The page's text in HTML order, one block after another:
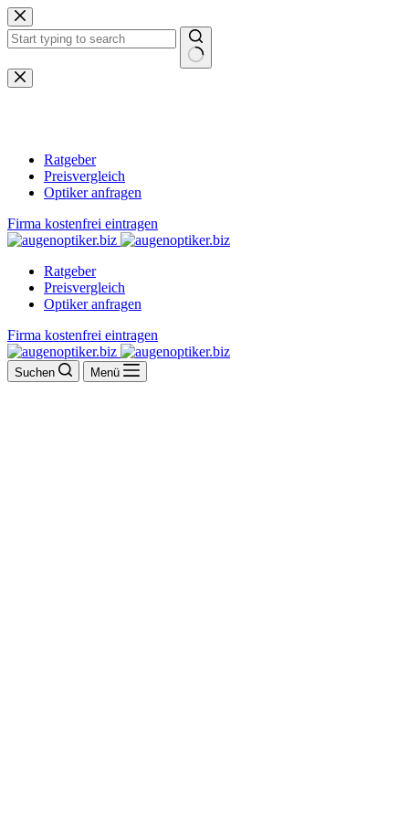
Zum
Inhalt
springen
Keine
Ergebnisse
Ratgeber
Preisvergleich
Optiker anfragen
Firma kostenfrei eintragen
Ratgeber
Preisvergleich
Optiker anfragen
Firma kostenfrei eintragen
Suchen Menü